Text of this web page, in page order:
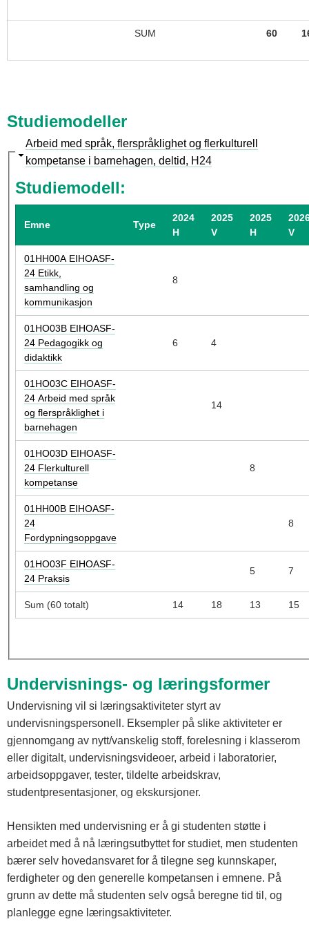
SUM 60
Studiemodeller
S
k
u
Arbeid med språk, flerspråklighet og flerkulturell
kompetanse i barnehagen, deltid, H24
Studiemodell:
Emne Type
2024
H
2025
V
2025
H
V
01HH00A EIHOASF-
24 Etikk,
samhandling og
kommunikasjon
8
01HO03B EIHOASF-
24 Pedagogikk og
didaktikk
6 4
01HO03C EIHOASF-
24 Arbeid med språk
og flerspråklighet i
barnehagen
14
01HO03D EIHOASF-
24 Flerkulturell
kompetanse
8
01HH00B EIHOASF-
24
Fordypningsoppgave
8
01HO03F EIHOASF-
24 Praksis
5 7
Sum (60 totalt) 14 18 13 15
Undervisnings- og læringsformer
Undervisning vil si læringsaktiviteter styrt av
undervisningspersonell. Eksempler på slike aktiviteter er
gjennomgang av nytt/vanskelig stoff, forelesning i klasserom
eller digitalt, undervisningsvideoer, arbeid i laboratorier,
arbeidsoppgaver, tester, tildelte arbeidskrav,
studentpresentasjoner, og ekskursjoner.
Hensikten med undervisning er å gi studenten støtte i
arbeidet med å nå læringsutbyttet for studiet, men studenten
bærer selv hovedansvaret for å tilegne seg kunnskaper,
ferdigheter og den generelle kompetansen i emnene. På
grunn av dette må studenten selv også beregne tid til, og
planlegge egne læringsaktiviteter.